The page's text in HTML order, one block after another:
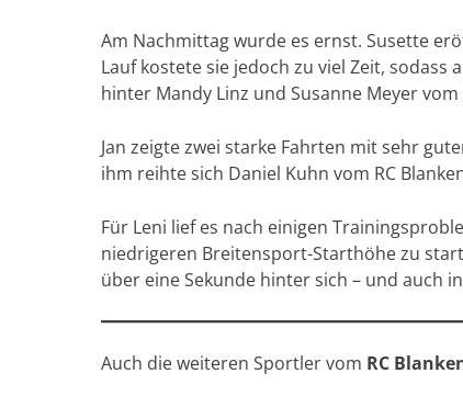
Am Nachmittag wurde es ernst. Susette
Lauf kostete sie jedoch zu viel Zeit,
hinter Mandy Linz und Susanne Meyer
Jan zeigte zwei starke Fahrten mit sehr
ihm reihte sich Daniel Kuhn vom RC
Für Leni lief es nach einigen
niedrigeren Breitensport-Starthöhe zu
über eine Sekunde hinter sich – und auch
Auch die weiteren Sportler vom RC